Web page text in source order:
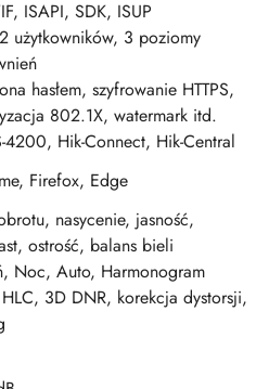
ISAPI, SDK, ISUP
użytkowników, 3 poziomy
hasłem, szyfrowanie HTTPS,
802.1X, watermark itd.
4200, Hik-Connect, Hik-Central
Firefox, Edge
nasycenie, jasność,
ostrość, balans bieli
Noc, Auto, Harmonogram
3D DNR, korekcja dystorsji,